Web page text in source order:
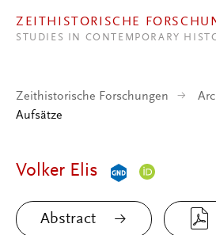
ZEITHISTORISCHE
STUDIES IN CONTEMPORARY
Zeithistorische Forschungen
Aufsätze
Volker Elis
Abstract